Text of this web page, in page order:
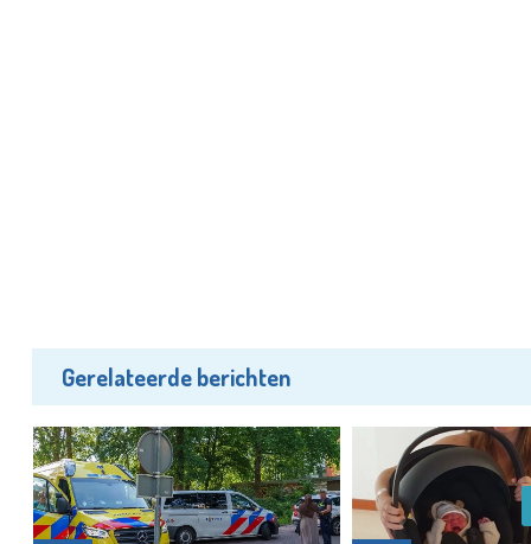
Gerelateerde berichten